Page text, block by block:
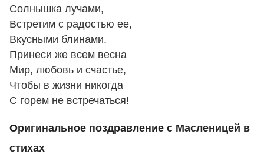
Солнышка лучами,
Встретим с радостью ее,
Вкусными блинами.
Принеси же всем весна
Мир, любовь и счастье,
Чтобы в жизни никогда
С горем не встречаться!
Оригинальное поздравление с Масленицей в
стихах